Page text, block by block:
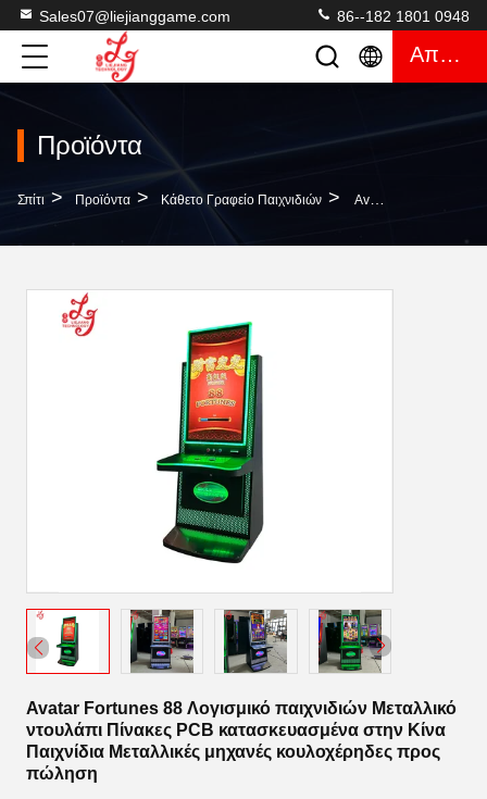
Sales07@liejianggame.com 86--182 1801 0948
Απόσπασμα
Προϊόντα
Σπίτι > Προϊόντα > Κάθετο Γραφείο Παιχνιδιών > Avatar Fortunes 88 Λογισμικό Παιχνιδιών Μεταλλικό Ντουλάπι Πίνακες PCB Κατασκευασμένα Στην Κίνα Παιχνίδια Μεταλλικές Μηχανές Κουλοχέρηδες Προς Πώληση
Avatar Fortunes 88 Λογισμικό παιχνιδιών Μεταλλικό
ντουλάπι Πίνακες PCB κατασκευασμένα στην Κίνα
Παιχνίδια Μεταλλικές μηχανές κουλοχέρηδες προς
πώληση